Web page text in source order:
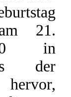
21.
in
der
hervor,